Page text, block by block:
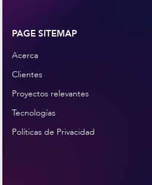
PAGE SITEMAP
Acerca
Clientes
Proyectos relevantes
Tecnologías
Políticas de Privacidad